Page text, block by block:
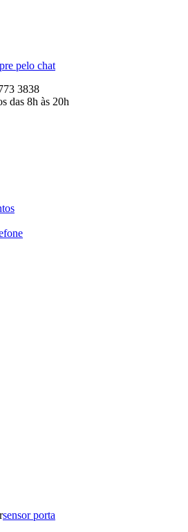
pelo chat
3838
das 8h às 20h
sensor porta